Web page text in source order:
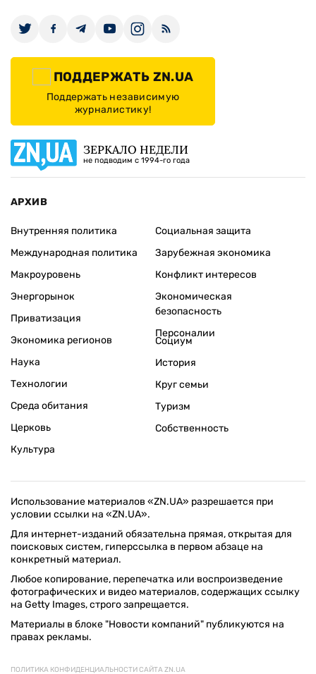
ПОДДЕРЖАТЬ ZN.UA
Поддержать независимую
журналистику!
ЗЕРКАЛО НЕДЕЛИ
не подводим с 1994-го года
АРХИВ
Внутренняя политика
Международная политика
Макроуровень
Энергорынок
Приватизация
Экономика регионов
Социальная защита
Зарубежная экономика
Конфликт интересов
Экономическая
безопасность
Персоналии
Наука
Технологии
Среда обитания
Церковь
Культура
Социум
История
Круг семьи
Туризм
Собственность
Использование материалов «ZN.UA» разрешается при
условии ссылки на «ZN.UA».
Для интернет-изданий обязательна прямая, открытая для
поисковых систем, гиперссылка в первом абзаце на
конкретный материал.
Любое копирование, перепечатка или воспроизведение
фотографических и видео материалов, содержащих ссылку
на Getty Images, строго запрещается.
Материалы в блоке "Новости компаний" публикуются на
правах рекламы.
ПОЛИТИКА КОНФИДЕНЦИАЛЬНОСТИ САЙТА ZN.UA